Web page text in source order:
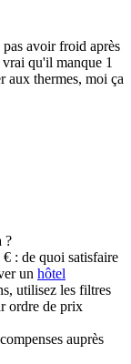
avoir froid après
qu'il manque 1
aux thermes, moi ça
?
: de quoi satisfaire
un hôtel
utilisez les filtres
ordre de prix
auprès